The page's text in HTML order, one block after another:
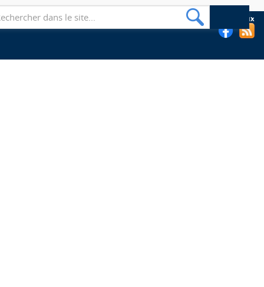
Suivez les bibliothèques de l'EHESP sur les réseaux sociaux